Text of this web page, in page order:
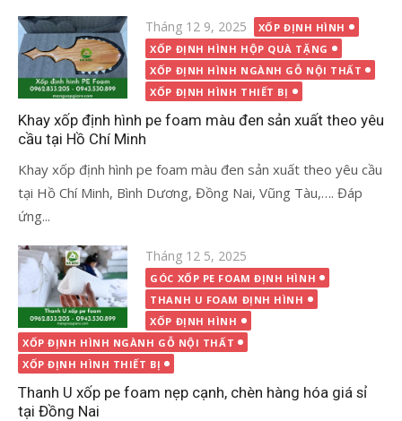
Đăng
vào
Tháng 12 9, 2025
XỐP ĐỊNH HÌNH
XỐP ĐỊNH HÌNH HỘP QUÀ TẶNG
XỐP ĐỊNH HÌNH NGÀNH GỖ NỘI THẤT
XỐP ĐỊNH HÌNH THIẾT BỊ
Khay xốp định hình pe foam màu đen sản xuất theo yêu
cầu tại Hồ Chí Minh
Khay xốp định hình pe foam màu đen sản xuất theo yêu cầu
tại Hồ Chí Minh, Bình Dương, Đồng Nai, Vũng Tàu,…. Đáp
ứng...
Đăng
vào
Tháng 12 5, 2025
GÓC XỐP PE FOAM ĐỊNH HÌNH
THANH U FOAM ĐỊNH HÌNH
XỐP ĐỊNH HÌNH
XỐP ĐỊNH HÌNH NGÀNH GỖ NỘI THẤT
XỐP ĐỊNH HÌNH THIẾT BỊ
Thanh U xốp pe foam nẹp cạnh, chèn hàng hóa giá sỉ
tại Đồng Nai